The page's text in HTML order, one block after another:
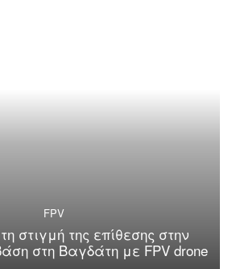
FPV
στιγμή της επίθεσης στην
στη Βαγδάτη με FPV drone